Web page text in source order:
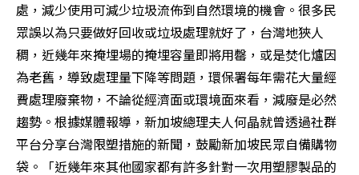
處，減少使用可減少垃圾流佈到自然環境的機會。很多民
眾誤以為只要做好回收或垃圾處理就好了，台灣地狹人
稠，近幾年來掩埋場的掩埋容量即將用罄，或是焚化爐因
為老舊，導致處理量下降等問題，環保署每年需花大量經
費處理廢棄物，不論從經濟面或環境面來看，減廢是必然
趨勢。根據媒體報導，新加坡總理夫人何晶就曾透過社群
平台分享台灣限塑措施的新聞，鼓勵新加坡民眾自備購物
袋。「近幾年來其他國家都有許多針對一次用塑膠製品的